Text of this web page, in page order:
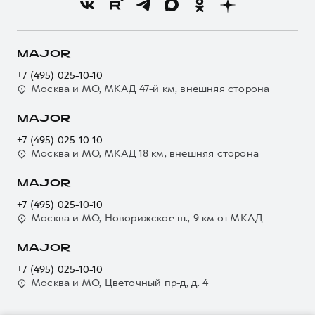
Для малого бизнеса
Система управления автопарком
Автомобильные аксессуары
Коллекция Детская
Программа «Помощь на дороге»
Электронный ПТС
GWM Безопасность
Мобильное приложение GWM
Программа «HAVAL Защита+»
Подписки
Автомобильные аксессуары
Коллекция Базовая
Коллекция Детская
О GWM
О дилере
Наша команда
Контакты
MAJOR
+7 (495) 025-10-10
Москва и МО, МКАД 47-й км, внешняя сторона
MAJOR
+7 (495) 025-10-10
Москва и МО, МКАД 18 км, внешняя сторона
MAJOR
+7 (495) 025-10-10
Москва и МО, Новорижское ш., 9 км от МКАД
MAJOR
+7 (495) 025-10-10
Москва и МО, Цветочный пр-д, д. 4